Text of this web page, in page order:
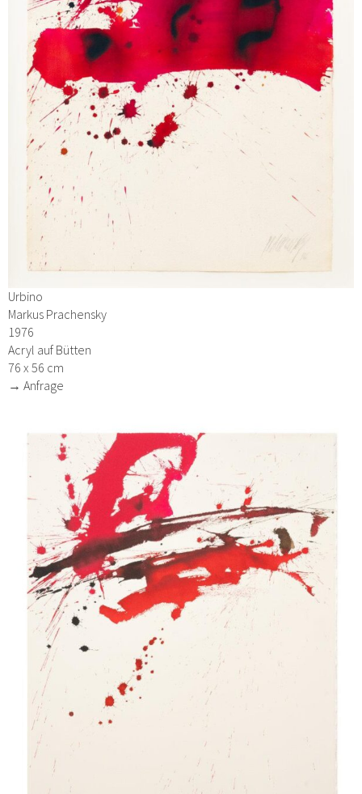
Urbino
Markus Prachensky
1976
Acryl auf Bütten
76 x 56 cm
→ Anfrage